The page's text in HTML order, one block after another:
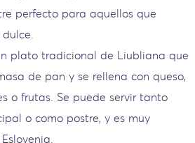
perfecto para aquellos que
plato tradicional de Liubliana que
de pan y se rellena con queso,
o frutas. Se puede servir tanto
o como postre, y es muy